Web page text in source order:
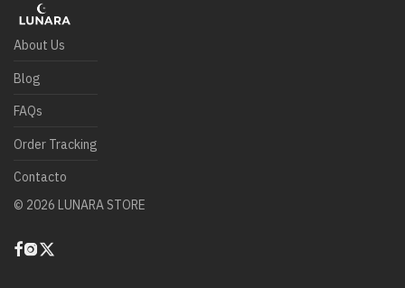
About Us
Blog
FAQs
Order Tracking
Contacto
© 2026 LUNARA STORE